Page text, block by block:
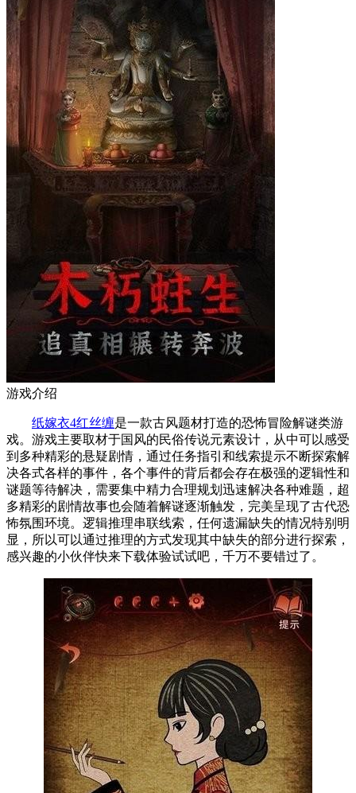
游戏介绍
纸嫁衣4红丝缠是一款古风题材打造的恐怖冒险解谜类游
戏。游戏主要取材于国风的民俗传说元素设计，从中可以感受
到多种精彩的悬疑剧情，通过任务指引和线索提示不断探索解
决各式各样的事件，各个事件的背后都会存在极强的逻辑性和
谜题等待解决，需要集中精力合理规划迅速解决各种难题，超
多精彩的剧情故事也会随着解谜逐渐触发，完美呈现了古代恐
怖氛围环境。逻辑推理串联线索，任何遗漏缺失的情况特别明
显，所以可以通过推理的方式发现其中缺失的部分进行探索，
感兴趣的小伙伴快来下载体验试试吧，千万不要错过了。